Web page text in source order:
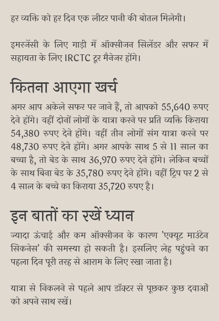
हर व्यक्ति को हर दिन एक लीटर पानी की बोतल मिलेगी।
इमरजेंसी के लिए गाड़ी में ऑक्सीजन सिलेंडर और सफर में
सहायता के लिए IRCTC टूर मैनेजर होंगे।
कितना आएगा खर्च
अगर आप अकेले सफर पर जाने हैं, तो आपको 55,640 रुपए
देने होंगे। वहीं दोनों लोगों के यात्रा करने पर प्रति व्यक्ति किराया
54,380 रुपए देने होंगे। वहीं तीन लोगों संग यात्रा करने पर
48,730 रुपए देने होंगे। अगर आपके साथ 5 से 11 साल का
बच्चा है, तो बेड के साथ 36,970 रुपए देने होंगे। लेकिन बच्चों
के साथ बिना बेड के 35,780 रुपए देने होंगे। वहीं ट्रिप पर 2 से
4 साल के बच्चे का किराया 35,720 रुपए है।
इन बातों का रखें ध्यान
ज्यादा ऊंचाई और कम ऑक्सीजन के कारण 'एक्यूट माउंटेन
सिकनेस' की समस्या हो सकती है। इसलिए लेह पहुंचने का
पहला दिन पूरी तरह से आराम के लिए रखा जाता है।
यात्रा से निकलने से पहले आप डॉक्टर से पूछकर कुछ दवाओं
को अपने साथ रखें।